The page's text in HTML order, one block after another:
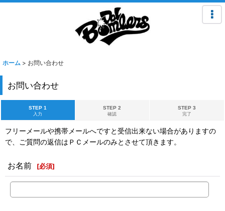
ホーム > お問い合わせ
お問い合わせ
STEP 1
入力
STEP 2
確認
STEP 3
完了
フリーメールや携帯メールへですと受信出来ない場合がありますの
で、ご質問の返信はＰＣメールのみとさせて頂きます。
お名前 [必須]